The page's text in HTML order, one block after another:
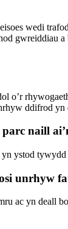
wedi
ddifrod
naill
ystod
unrhyw
ac yn deall